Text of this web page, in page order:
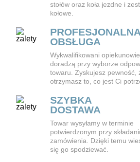
stołów oraz koła jezdne i
kołowe.
PROFESJONALNA
OBSŁUGA
Wykwalifikowani
doradzą przy wyborze
towaru. Zyskujesz pewność,
otrzymasz to, co jest Ci
SZYBKA
DOSTAWA
Towar wysyłamy w terminie
potwierdzonym przy
zamówienia. Dzięki temu
się go spodziewać.